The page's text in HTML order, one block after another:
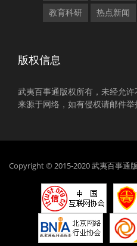
教育科研 热点新闻
版权信息
武夷百事通版权所有，未经允
来源于网络，如有侵权请邮件举
Copyright © 2015-2020 武夷百事通